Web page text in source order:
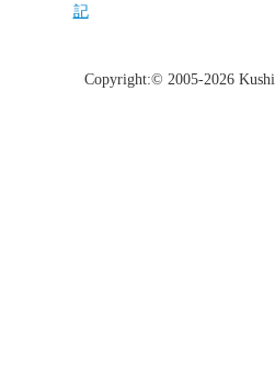
Copyright:© 2005-2026